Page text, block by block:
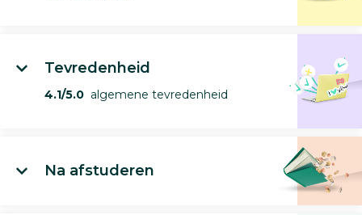
Tevredenheid
4.1/5.0 algemene tevredenheid
Na afstuderen